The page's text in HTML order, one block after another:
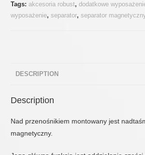
Tags:akcesoria robust,dodatkowe
wyposażenie,separator,separator
DESCRIPTION
Description
Nad przenośnikiem montowany jest
magnetyczny.